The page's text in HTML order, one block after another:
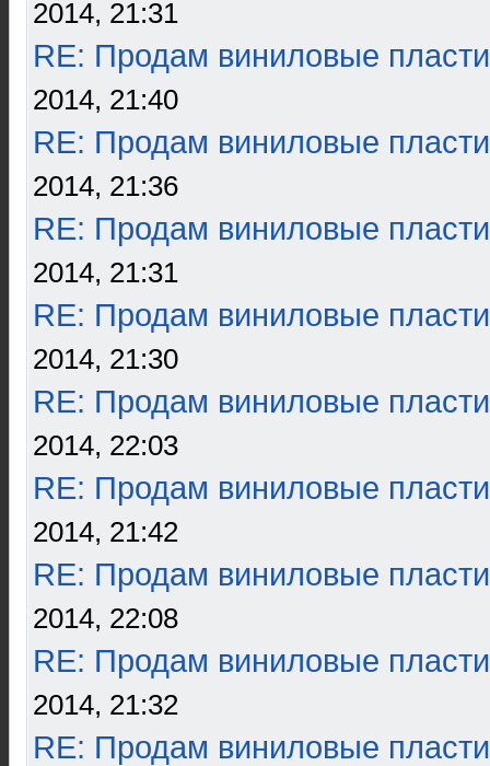
2014, 21:31
RE: Продам виниловые
2014, 21:40
RE: Продам виниловые
2014, 21:36
RE: Продам виниловые
2014, 21:31
RE: Продам виниловые
2014, 21:30
RE: Продам виниловые
2014, 22:03
RE: Продам виниловые
2014, 21:42
RE: Продам виниловые
2014, 22:08
RE: Продам виниловые
2014, 21:32
RE: Продам виниловые